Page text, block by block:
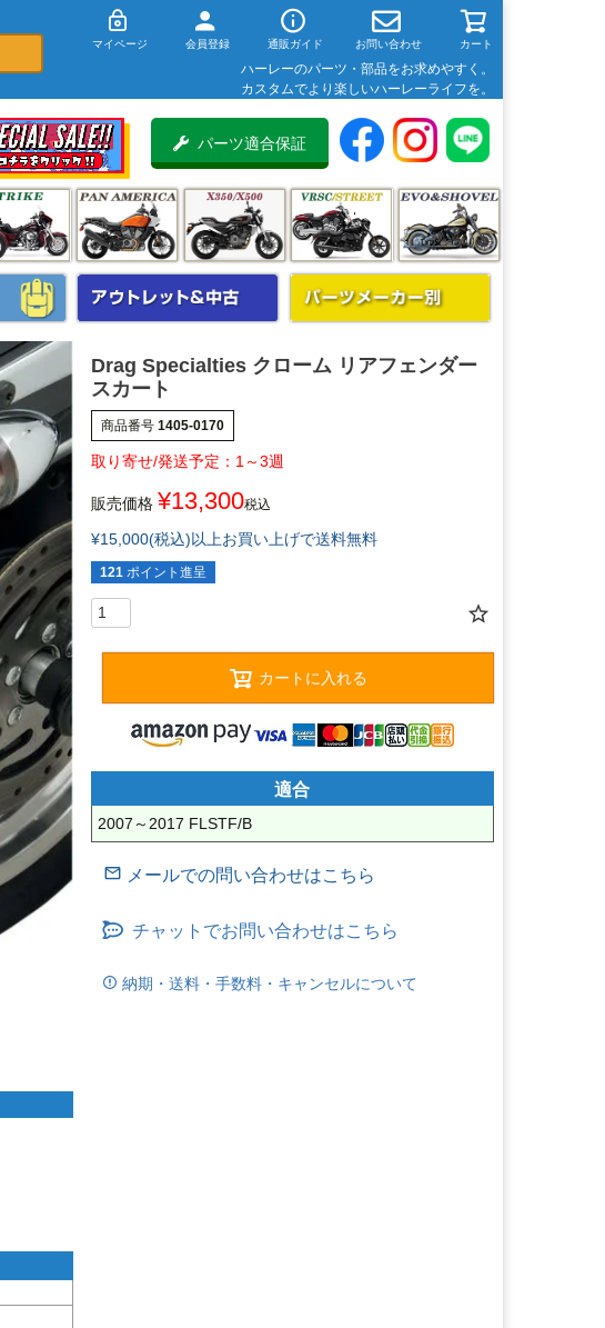
マイページ 会員登録 通販ガイド お問い合わせ カート
ハーレーのパーツ・部品をお求めやすく。
カスタムでより楽しいハーレーライフを。
パーツ適合保証
Drag Specialties クローム リアフェンダー
スカート
商品番号 1405-0170
1～3週
販売価格 ¥13,300税込
¥15,000(税込)以上お買い上げで送料無料
121 ポイント進呈
カートに入れる
適合
2007～2017 FLSTF/B
チャットでお問い合わせはこちら
納期・送料・手数料・キャンセルについて